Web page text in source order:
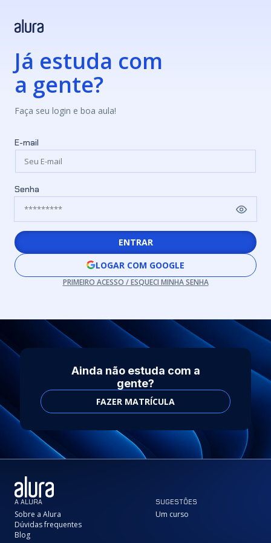
Já estuda com
a gente?
Faça seu login e boa aula!
E-mail
Senha
ENTRAR
LOGAR COM GOOGLE
PRIMEIRO ACESSO / ESQUECI MINHA SENHA
Ainda não estuda com a
gente?
FAZER MATRÍCULA
A ALURA
Sobre a Alura
Dúvidas frequentes
Blog
SUGESTÕES
Um curso